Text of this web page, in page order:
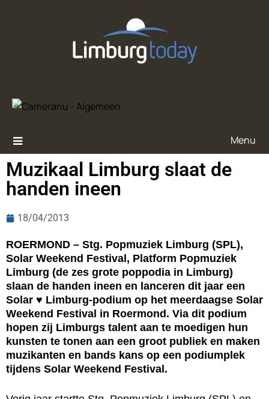
Menu
Muzikaal Limburg slaat de
handen ineen
18/04/2013
ROERMOND – Stg. Popmuziek Limburg (SPL),
Solar Weekend Festival, Platform Popmuziek
Limburg (de zes grote poppodia in Limburg)
slaan de handen ineen en lanceren dit jaar een
Solar ♥ Limburg-podium op het meerdaagse Solar
Weekend Festival in Roermond. Via dit podium
hopen zij Limburgs talent aan te moedigen hun
kunsten te tonen aan een groot publiek en maken
muzikanten en bands kans op een podiumplek
tijdens Solar Weekend Festival.